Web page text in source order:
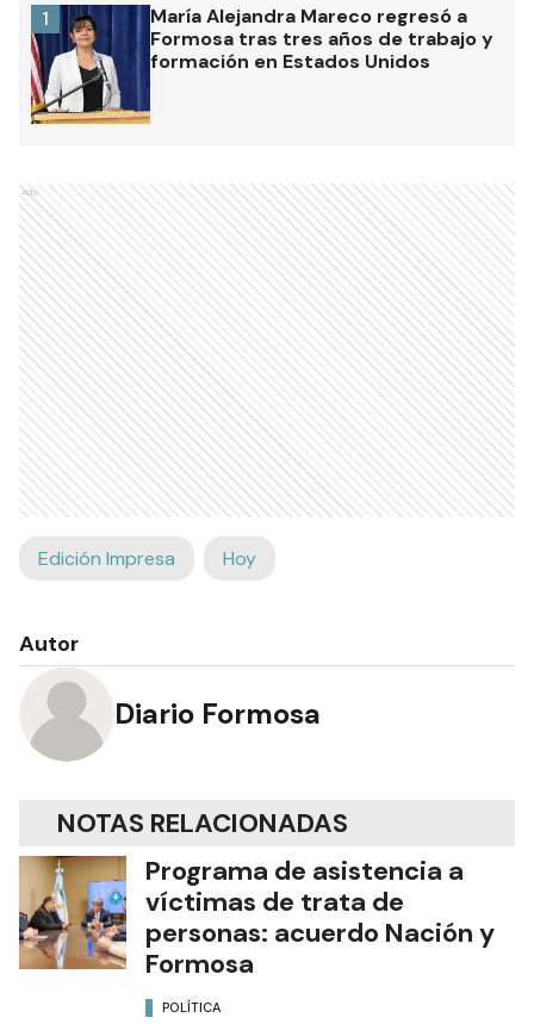
María Alejandra Mareco regresó a
Formosa tras tres años de trabajo y
formación en Estados Unidos
1
Ads
Edición Impresa Hoy
Autor
Diario Formosa
NOTAS RELACIONADAS
Programa de asistencia a
víctimas de trata de
personas: acuerdo Nación y
Formosa
POLÍTICA